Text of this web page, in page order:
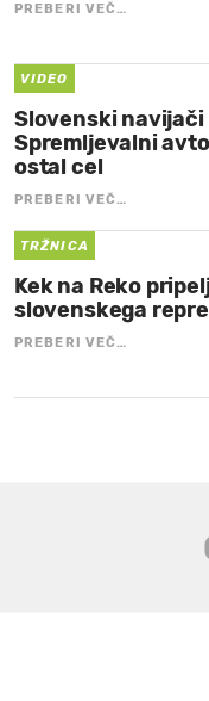
PREBERI VEČ…
VIDEO
Slovenski navijači
Spremljevalni
ostal cel
PREBERI VEČ…
TRŽNICA
Kek na Reko
slovenskega
PREBERI VEČ…